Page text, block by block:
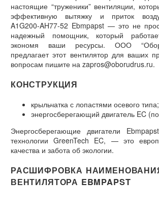
настоящие “труженики” вентиляции,
эффективную вытяжку и приток
A1G200-AH77-52 Ebmpapst — это не
надежный помощник, который
экономя ваши ресурсы. ООО
предлагает этот вентилятор для ваших
вопросам пишите на zapros@oborudrus.ru.
КОНСТРУКЦИЯ
крыльчатка с лопастями осевого типа;
энергосберегающий двигатель EC
Энергосберегающие двигатели
технологии GreenTech EC, — это
качества и забота об экологии.
РАСШИФРОВКА
ВЕНТИЛЯТОРА EBMPAPST